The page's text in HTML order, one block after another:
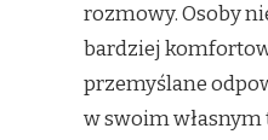
rozmowy. Osoby
bardziej
przemyślane
w swoim własnym